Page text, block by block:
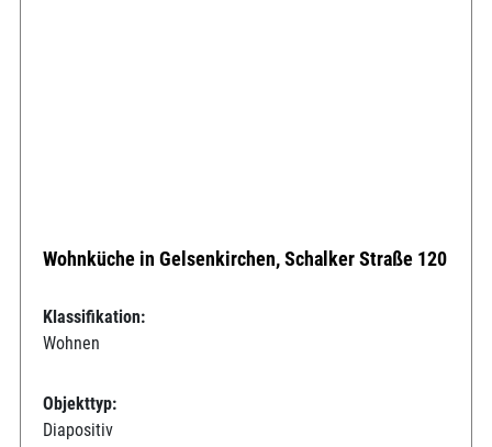
Wohnküche in Gelsenkirchen, Schalker Straße 120
Klassifikation:
Wohnen
Objekttyp:
Diapositiv